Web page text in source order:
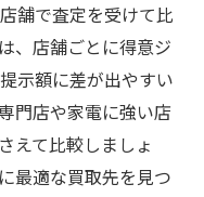
舗で査定を受けて比
、店舗ごとに得意ジ
示額に差が出やすい
門店や家電に強い店
えて比較しましょ
最適な買取先を見つ